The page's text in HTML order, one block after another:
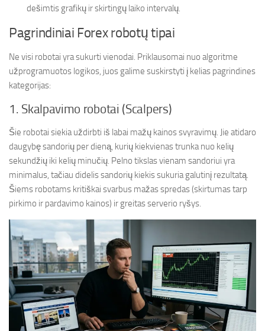
dešimtis grafikų ir skirtingų laiko intervalų.
Pagrindiniai Forex robotų tipai
Ne visi robotai yra sukurti vienodai. Priklausomai nuo algoritme
užprogramuotos logikos, juos galime suskirstyti į kelias pagrindines
kategorijas:
1. Skalpavimo robotai (Scalpers)
Šie robotai siekia uždirbti iš labai mažų kainos svyravimų. Jie atidaro
daugybę sandorių per dieną, kurių kiekvienas trunka nuo kelių
sekundžių iki kelių minučių. Pelno tikslas vienam sandoriui yra
minimalus, tačiau didelis sandorių kiekis sukuria galutinį rezultatą.
Šiems robotams kritiškai svarbus mažas spredas (skirtumas tarp
pirkimo ir pardavimo kainos) ir greitas serverio ryšys.